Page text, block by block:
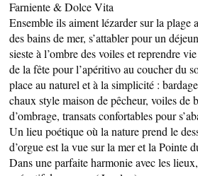
SAVEURS LOCALES
SANTÉ
Farniente & Dolce Vita
Ensemble ils aiment lézarder sur la plage
des bains de mer, s’attabler pour un
sieste à l’ombre des voiles et reprendre
de la fête pour l’apéritivo au coucher du
place au naturel et à la simplicité :
chaux style maison de pêcheur, voiles de
d’ombrage, transats confortables pour
Un lieu poétique où la nature prend le
d’orgue est la vue sur la mer et la Pointe
Dans une parfaite harmonie avec les